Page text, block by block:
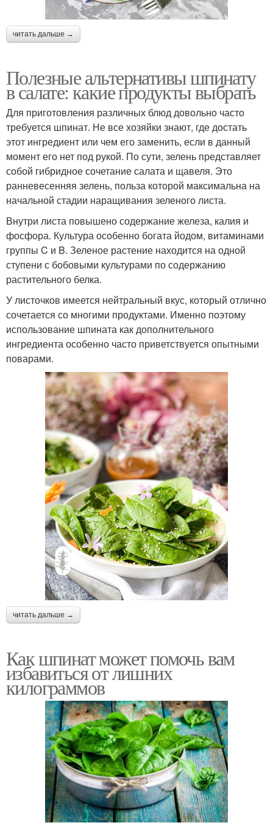
читать дальше →
Полезные альтернативы шпинату
в салате: какие продукты выбрать
Для приготовления различных блюд довольно часто
требуется шпинат. Не все хозяйки знают, где достать
этот ингредиент или чем его заменить, если в данный
момент его нет под рукой. По сути, зелень представляет
собой гибридное сочетание салата и щавеля. Это
ранневесенняя зелень, польза которой максимальна на
начальной стадии наращивания зеленого листа.
Внутри листа повышено содержание железа, калия и
фосфора. Культура особенно богата йодом, витаминами
группы C и B. Зеленое растение находится на одной
ступени с бобовыми культурами по содержанию
растительного белка.
У листочков имеется нейтральный вкус, который отлично
сочетается со многими продуктами. Именно поэтому
использование шпината как дополнительного
ингредиента особенно часто приветствуется опытными
поварами.
читать дальше →
Как шпинат может помочь вам
избавиться от лишних
килограммов